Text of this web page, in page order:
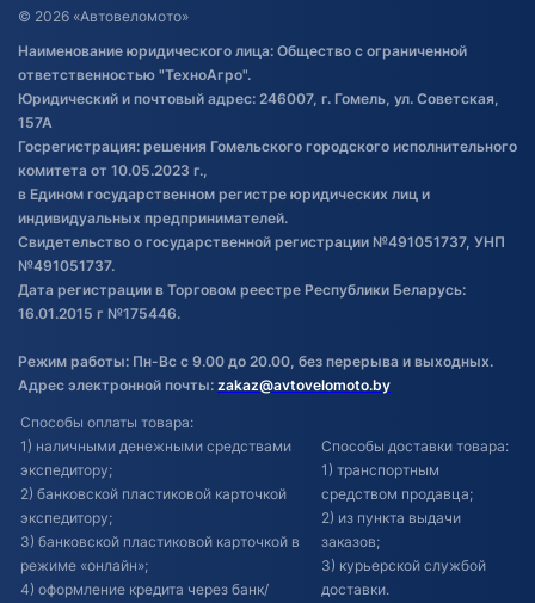
Договор публичной оферты
Обработка файлов cookie
Постановка транспорта на учет
Обновления в ЭПТС 2024
© 2026 «Автовеломото»
Наименование юридического лица: Общество с ограниченной
ответственностью "ТехноАгро".
Юридический и почтовый адрес: 246007, г. Гомель, ул. Советская,
157А
Госрегистрация: решения Гомельского городского исполнительного
комитета от 10.05.2023 г.,
в Едином государственном регистре юридических лиц и
индивидуальных предпринимателей.
Свидетельство о государственной регистрации №491051737, УНП
№491051737.
Дата регистрации в Торговом реестре Республики Беларусь:
16.01.2015 г №175446.
Режим работы: Пн-Вс с 9.00 до 20.00, без перерыва и выходных.
Адрес электронной почты: zakaz@avtovelomoto.by
Способы оплаты товара:
1) наличными денежными средствами
экспедитору;
2) банковской пластиковой карточкой
экспедитору;
3) банковской пластиковой карточкой в
режиме «онлайн»;
4) оформление кредита через банк/
Способы доставки товара:
1) транспортным
средством продавца;
2) из пункта выдачи
заказов;
3) курьерской службой
доставки.